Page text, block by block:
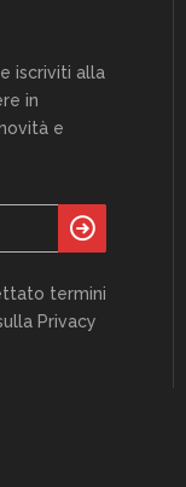
iscriviti alla
in
e
termini
Privacy